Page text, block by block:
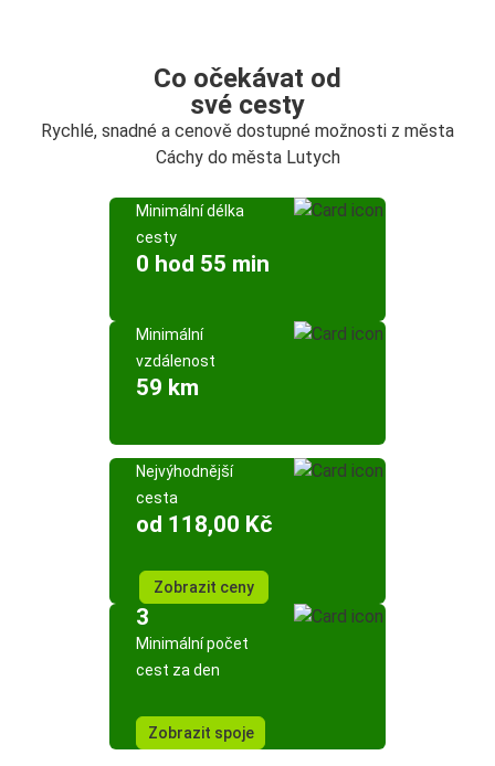
Co očekávat od
své cesty
Rychlé, snadné a cenově dostupné možnosti z města
Cáchy do města Lutych
Minimální délka
cesty
0 hod 55 min
Minimální
vzdálenost
59 km
Nejvýhodnější
cesta
od 118,00 Kč
Zobrazit ceny
3
Minimální počet
cest za den
Zobrazit spoje